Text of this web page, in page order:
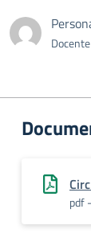
Docente
pdf